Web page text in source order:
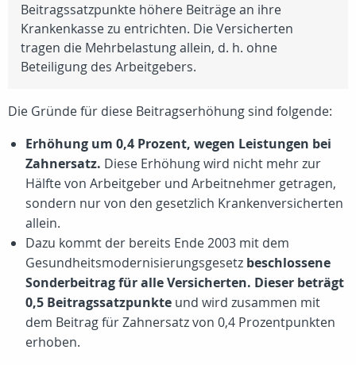
Beitragssatzpunkte höhere Beiträge an ihre
Krankenkasse zu entrichten. Die Versicherten
tragen die Mehrbelastung allein, d. h. ohne
Beteiligung des Arbeitgebers.
Die Gründe für diese Beitragserhöhung sind folgende:
Erhöhung um 0,4 Prozent, wegen Leistungen bei
Zahnersatz. Diese Erhöhung wird nicht mehr zur
Hälfte von Arbeitgeber und Arbeitnehmer getragen,
sondern nur von den gesetzlich Krankenversicherten
allein.
Dazu kommt der bereits Ende 2003 mit dem
Gesundheitsmodernisierungsgesetz beschlossene
Sonderbeitrag für alle Versicherten. Dieser beträgt
0,5 Beitragssatzpunkte und wird zusammen mit
dem Beitrag für Zahnersatz von 0,4 Prozentpunkten
erhoben.